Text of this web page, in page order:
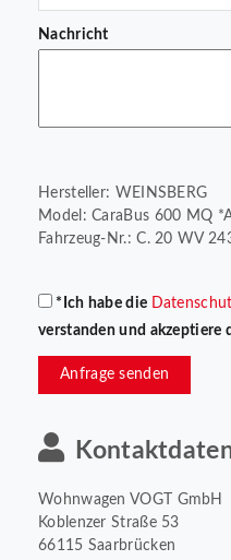
Nachricht
Hersteller: WEINSBERG
Model: CaraBus 600 MQ
Fahrzeug-Nr.: C. 20 WV
*Ich habe die
verstanden und akzeptiere
Anfrage senden
Wohnwagen VOGT GmbH
Koblenzer Straße 53
66115 Saarbrücken